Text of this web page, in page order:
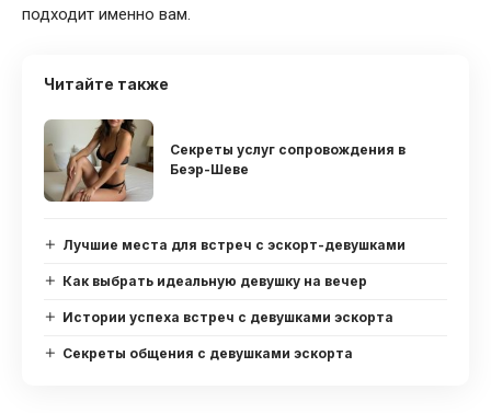
подходит именно вам.
Читайте также
Секреты услуг сопровождения в
Беэр-Шеве
Лучшие места для встреч с эскорт-девушками
Как выбрать идеальную девушку на вечер
Истории успеха встреч с девушками эскорта
Секреты общения с девушками эскорта